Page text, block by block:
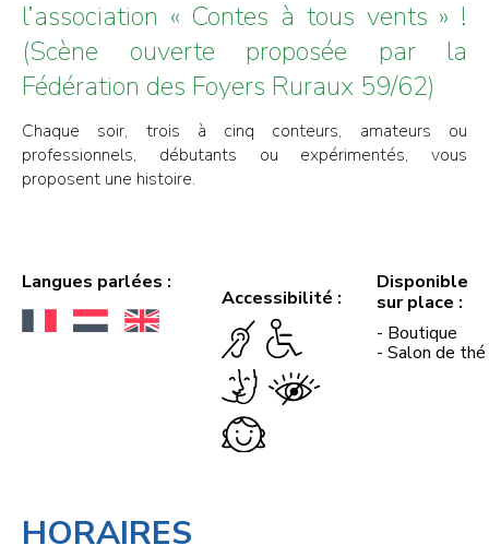
l’association « Contes à tous vents » !
(Scène ouverte proposée par la
Fédération des Foyers Ruraux 59/62)
Chaque soir, trois à cinq conteurs, amateurs ou
professionnels, débutants ou expérimentés, vous
proposent une histoire.
Langues parlées :
Accessibilité :
Disponible
sur place :
- Boutique
- Salon de thé
HORAIRES